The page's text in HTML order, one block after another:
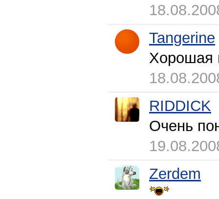
Tangerine
Хорошая
RIDDICK
Очень
Zerdem